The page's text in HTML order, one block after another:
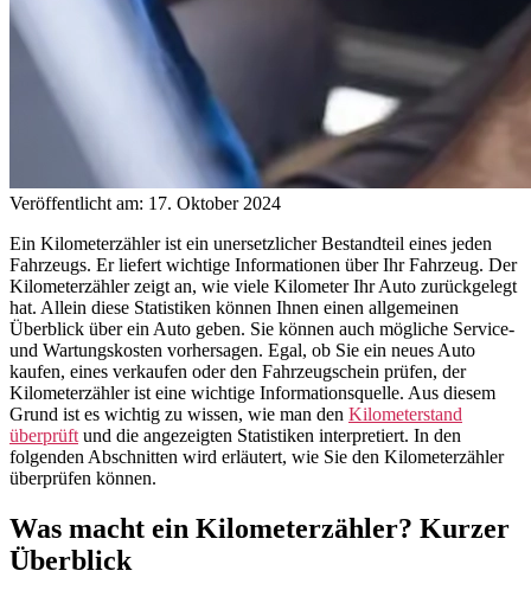
Veröffentlicht am: 17. Oktober 2024
Ein Kilometerzähler ist ein unersetzlicher Bestandteil eines jeden
Fahrzeugs. Er liefert wichtige Informationen über Ihr Fahrzeug. Der
Kilometerzähler zeigt an, wie viele Kilometer Ihr Auto zurückgelegt
hat. Allein diese Statistiken können Ihnen einen allgemeinen
Überblick über ein Auto geben. Sie können auch mögliche Service-
und Wartungskosten vorhersagen. Egal, ob Sie ein neues Auto
kaufen, eines verkaufen oder den Fahrzeugschein prüfen, der
Kilometerzähler ist eine wichtige Informationsquelle. Aus diesem
Grund ist es wichtig zu wissen, wie man den Kilometerstand
überprüftund die angezeigten Statistiken interpretiert. In den
folgenden Abschnitten wird erläutert, wie Sie den Kilometerzähler
überprüfen können.
Was macht ein Kilometerzähler? Kurzer
Überblick